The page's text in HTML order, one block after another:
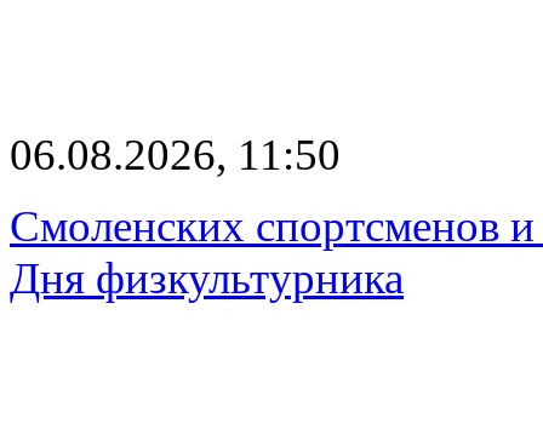
06.08.2026, 11:50
Смоленских спортсменов
Дня физкультурника